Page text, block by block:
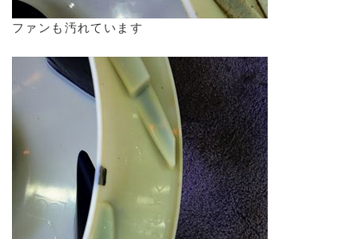
ファンも汚れています